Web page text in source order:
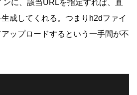
ンに、該当URLを指定すれば、直
成してくれる。つまりh2dファイ
ップロードするという一手間が不